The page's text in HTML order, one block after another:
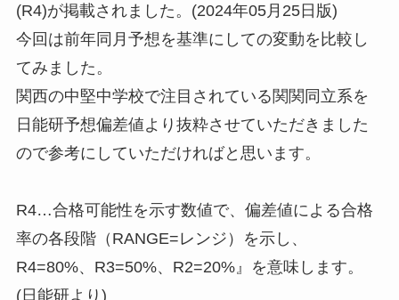
(R4)が掲載されました。(2024年05月25日版)
今回は前年同月予想を基準にしての変動を比較し
てみました。
関西の中堅中学校で注目されている関関同立系を
日能研予想偏差値より抜粋させていただきました
ので参考にしていただければと思います。
R4…合格可能性を示す数値で、偏差値による合格
率の各段階（RANGE=レンジ）を示し、
R4=80%、R3=50%、R2=20%』を意味します。
(日能研より)